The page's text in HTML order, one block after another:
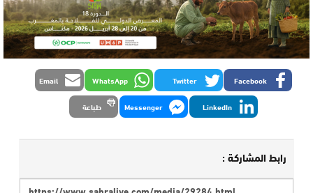
Facebook
Twitter
WhatsApp
Email
LinkedIn
Messenger طباعة
رابط المشاركة :